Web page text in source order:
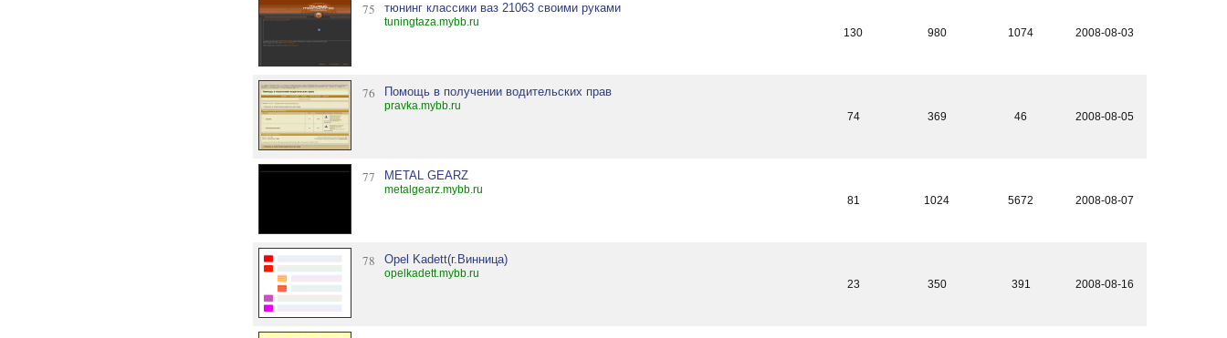
75 тюнинг классики ваз 21063 своими руками
tuningtaza.mybb.ru
130
980 1074 2008-08-03
76 Помощь в получении водительских прав
pravka.mybb.ru
74
369 46 2008-08-05
77 METAL GEARZ
metalgearz.mybb.ru
81
1024 5672 2008-08-07
78 Opel Kadett(г.Винница)
opelkadett.mybb.ru
23
350 391 2008-08-16